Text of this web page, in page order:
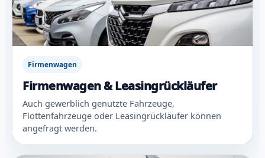
Firmenwagen
Firmenwagen & Leasingrückläufer
Auch gewerblich genutzte Fahrzeuge,
Flottenfahrzeuge oder Leasingrückläufer können
angefragt werden.